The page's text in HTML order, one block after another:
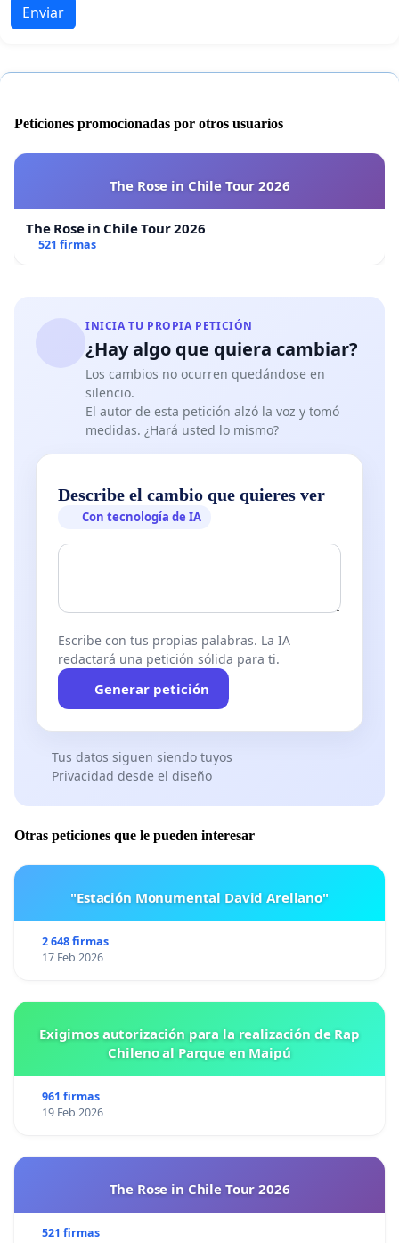
Enviar
Peticiones promocionadas por otros usuarios
The Rose in Chile Tour 2026
The Rose in Chile Tour 2026
521 firmas
INICIA TU PROPIA PETICIÓN
¿Hay algo que quiera cambiar?
Los cambios no ocurren quedándose en
silencio.
El autor de esta petición alzó la voz y tomó
medidas. ¿Hará usted lo mismo?
Describe el cambio que quieres ver
Con tecnología de IA
Escribe con tus propias palabras. La IA
redactará una petición sólida para ti.
Generar petición
Tus datos siguen siendo tuyos
Privacidad desde el diseño
Otras peticiones que le pueden interesar
"Estación Monumental David Arellano"
2 648 firmas
17 Feb 2026
Exigimos autorización para la realización de Rap
Chileno al Parque en Maipú
961 firmas
19 Feb 2026
The Rose in Chile Tour 2026
521 firmas